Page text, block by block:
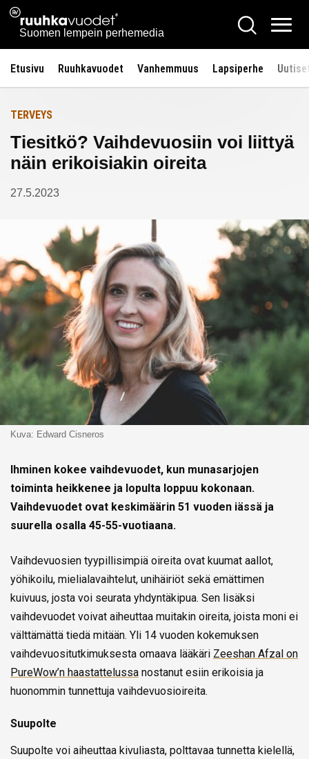
Siirry
sisältöön
Ruuhkavuodet.fi
Suomen lempein perhemedia
Hae
Etusivu Ruuhkavuodet Vanhemmuus Lapsiperhe
Etusivulle
TERVEYS
Tiesitkö? Vaihdevuosiin voi liittyä
näin erikoisiakin oireita
27.5.2023
Kuva: Edward Cisneros
Ihminen kokee vaihdevuodet, kun munasarjojen
toiminta heikkenee ja lopulta loppuu kokonaan.
Vaihdevuodet ovat keskimäärin 51 vuoden iässä ja
suurella osalla 45-55-vuotiaana.
Vaihdevuosien tyypillisimpiä oireita ovat kuumat aallot,
yöhikoilu, mielialavaihtelut, unihäiriöt sekä emättimen
kuivuus, josta voi seurata yhdyntäkipua. Sen lisäksi
vaihdevuodet voivat aiheuttaa muitakin oireita, joista moni ei
välttämättä tiedä mitään. Yli 14 vuoden kokemuksen
vaihdevuositutkimuksesta omaava lääkäri Zeeshan Afzal on
PureWow’n haastattelussa nostanut esiin erikoisia ja
huonommin tunnettuja vaihdevuosioireita.
Suupolte
Suupolte voi aiheuttaa kivuliasta, polttavaa tunnetta kielellä,